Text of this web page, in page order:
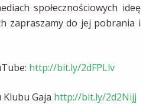
społecznościowych ideę
zapraszamy do jej pobrania i
http://bit.ly/2dFPLlv
Gaja http://bit.ly/2d2Nijj